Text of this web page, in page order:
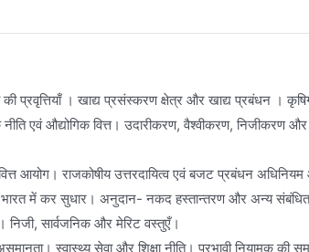
की प्रवृत्तियाँ । खाद्य प्रसंस्करण क्षेत्र और खाद्य प्रबंधन ।
नीति एवं औद्योगिक वित्त। उदारीकरण, वैश्वीकरण,
आयोग। राजकोषीय उत्तरदायित्व एवं बजट प्रबंधन
भारत में कर सुधार। अनुदान- नकद हस्तान्तरण और अन्य
निजी, सार्वजनिक और मेरिट वस्तुएँ।
स्वास्थ्य सेवा और शिक्षा नीति। प्रभावी नियामक